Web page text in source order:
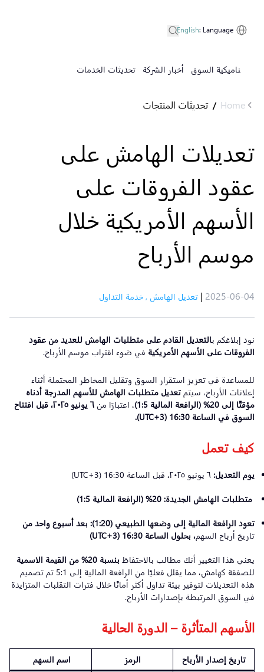
ديناميكية السوق أخبار الشركة تحديثات الخدمات
Language
:
English
Home
/ تحديثات المنتجات
تعديلات الهامش على
عقود الفروقات على
الأسهم الأمريكية خلال
موسم الأرباح
2025-06-04
| تعديل الهامش , خدمة التداول
نود إبلاغكم بالتعديل القادم على متطلبات الهامش للعديد من عقود
الفروقات على الأسهم الأمريكية في ضوء اقتراب موسم الأرباح.
للمساعدة في تعزيز استقرار السوق وتقليل المخاطر المحتملة أثناء
إعلانات الأرباح، سيتمتعديل متطلبات الهامش للأسهم المدرجة أدناه
مؤقتًا إلى الرافعة المالية ، اعتبارًا من ٦ يونيو ٢٠٢٥ ، قبل افتتاح
السوق في الساعة
كيف تعمل
يوم التعديل:
متطلبات الهامش الجديدة: 20% ( الرافعة المالية
تعود الرافعة المالية إلى وضعها الطبيعي (1:20): بعد أسبوع واحد من
تاريخ أرباح السهم، بحلول الساعة
يعني هذا التغيير أنك مطالب بالاحتفاظ بنسبة من القيمة الاسمية
للصفقة كهامش، مما يقلل فعليًا من الرافعة المالية إلى 5:1 تم تصميم
هذه التعديلات لتوفير بيئة تداول أكثر أمانًا خلال فترات التقلبات المتزايدة
في السوق المرتبطة بإصدارات الأرباح.
الأسهم المتأثرة – الدورة الحالية
تاريخ إصدار الأرباح الرمز
اسم السهم